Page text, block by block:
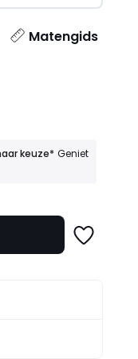
Matengids
keuze* Geniet